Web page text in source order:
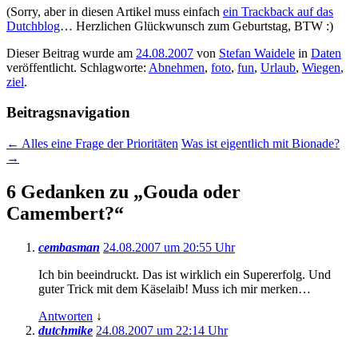
(Sorry, aber in diesen Artikel muss einfach ein Trackback auf das
Dutchblog… Herzlichen Glückwunsch zum Geburtstag, BTW :)
Dieser Beitrag wurde am 24.08.2007 von Stefan Waidele in Daten
veröffentlicht. Schlagworte: Abnehmen, foto, fun, Urlaub, Wiegen,
ziel.
Beitragsnavigation
← Alles eine Frage der Prioritäten Was ist eigentlich mit Bionade?
→
6 Gedanken zu „Gouda oder
Camembert?“
cembasman 24.08.2007 um 20:55 Uhr
Ich bin beeindruckt. Das ist wirklich ein Supererfolg. Und
guter Trick mit dem Käselaib! Muss ich mir merken…
Antworten ↓
dutchmike 24.08.2007 um 22:14 Uhr